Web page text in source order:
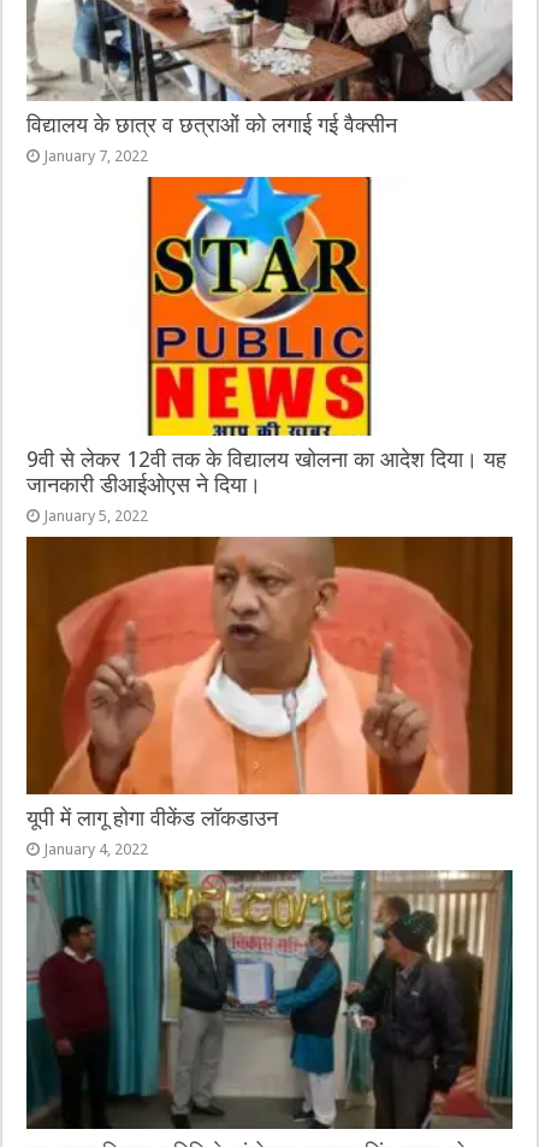
विद्यालय के छात्र व छत्राओं को लगाई गई वैक्सीन
January 7, 2022
9वी से लेकर 12वी तक के विद्यालय खोलना का आदेश दिया। यह
जानकारी डीआईओएस ने दिया।
January 5, 2022
यूपी में लागू होगा वीकेंड लॉकडाउन
January 4, 2022